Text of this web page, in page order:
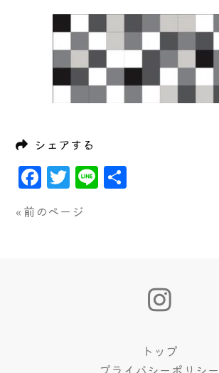
シェアする
Facebook
Twitter
Line
« 前のページ
トップ